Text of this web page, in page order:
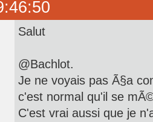
Salut
@Bachlot.
Je ne voyais pas Ã§a
c'est normal qu'il se
C'est vrai aussi que je